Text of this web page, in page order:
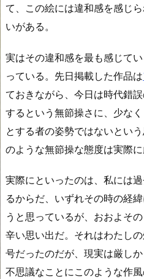
て、この絵には違和感を感じ
いがある。
実はその違和感を最も感じて
っている。先日掲載した作品は
ておきながら、今日は時代錯
するという無節操さに、少な
とする者の姿勢ではないとい
のような無節操な態度は実際
実際にといったのは、私には
るからだ、いずれその時の経
うと思っているが、おおよそ
辛い思い出だ。それはわたし
号だったのだが、現実は厳し
不思議なことにこのような作